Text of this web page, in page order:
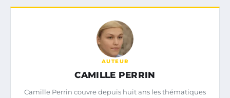
AUTEUR
CAMILLE PERRIN
Camille Perrin couvre depuis huit ans les thématiques